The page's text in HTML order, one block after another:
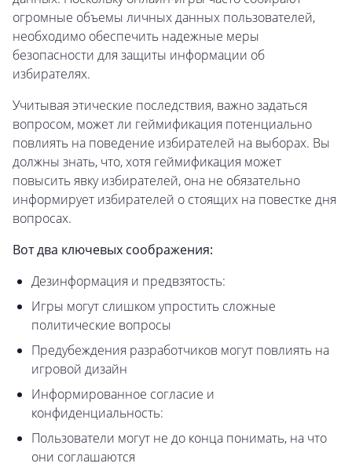
огромные объемы личных данных пользователей,
необходимо обеспечить надежные меры
безопасности для защиты информации об
избирателях.
Учитывая этические последствия, важно задаться
вопросом, может ли геймификация потенциально
повлиять на поведение избирателей на выборах. Вы
должны знать, что, хотя геймификация может
повысить явку избирателей, она не обязательно
информирует избирателей о стоящих на повестке дня
вопросах.
Вот два ключевых соображения:
Дезинформация и предвзятость:
Игры могут слишком упростить сложные
политические вопросы
Предубеждения разработчиков могут повлиять на
игровой дизайн
Информированное согласие и
конфиденциальность:
Пользователи могут не до конца понимать, на что
они соглашаются